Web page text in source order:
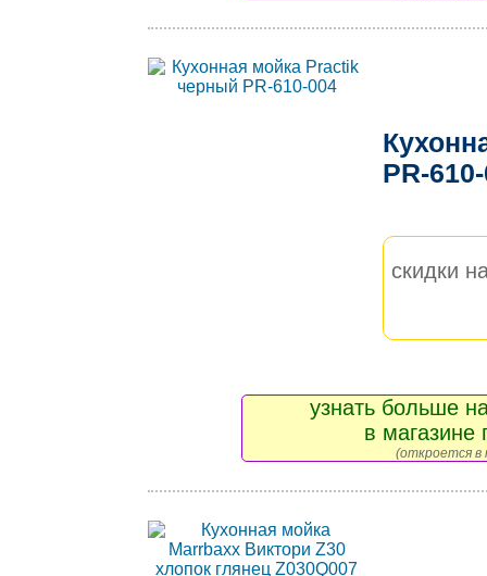
PR-
скидки
узнать больше
в магазине
(откроется в